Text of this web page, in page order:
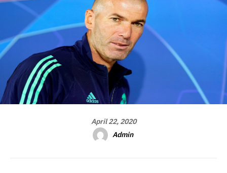
April 22, 2020
Admin